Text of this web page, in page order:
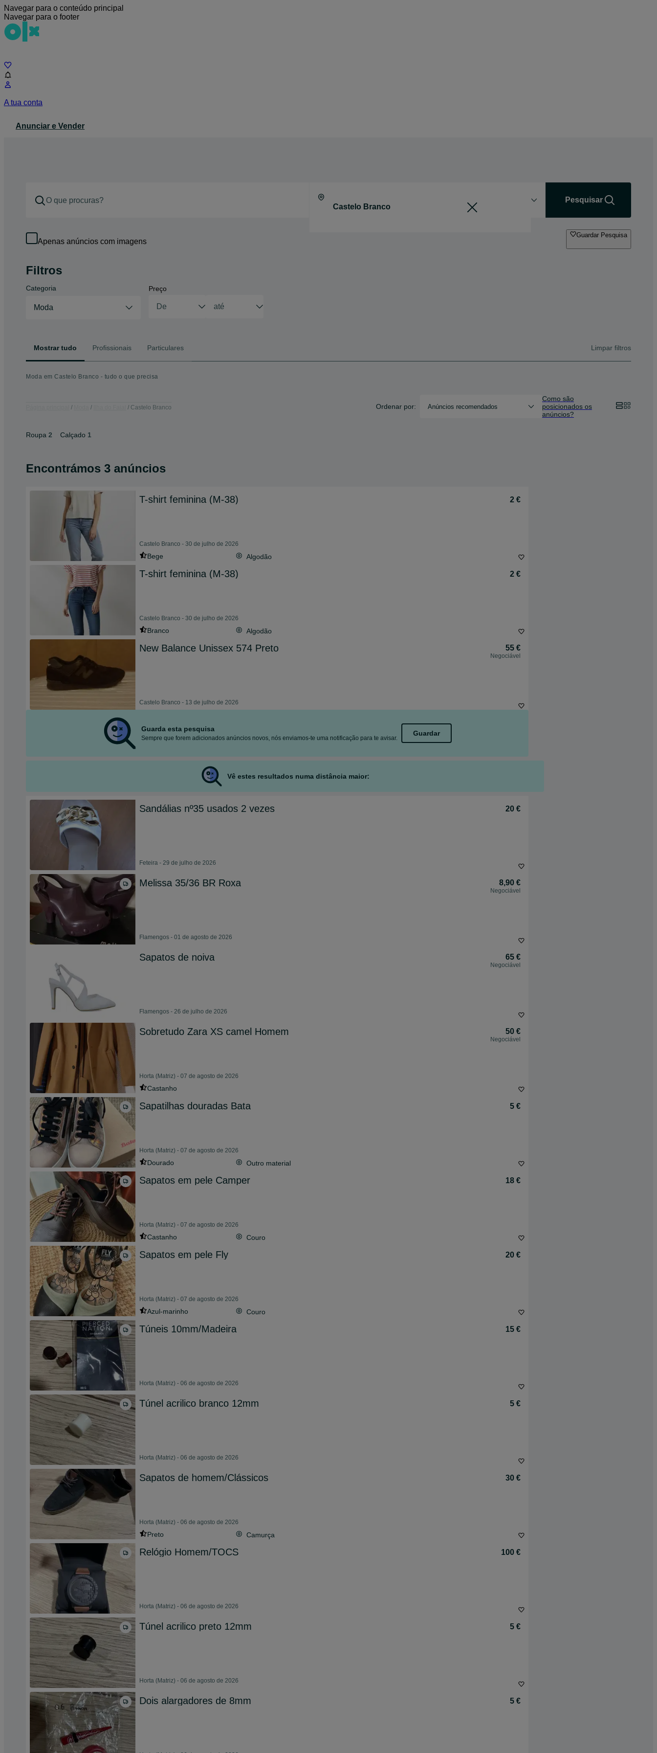
Navegar para o conteúdo principal
Navegar para o footer
A tua conta
Anunciar e Vender
Pesquisar
Apenas anúncios com imagens
Guardar Pesquisa
Filtros
Categoria
Moda
Preço
Mostrar tudo Profissionais Particulares Limpar filtros
Moda em Castelo Branco - tudo o que precisa
Castelo Branco Ordenar por: Anúncios recomendados
Como são
posicionados os
anúncios?
Roupa 2 Calçado 1
Encontrámos 3 anúncios
T-shirt feminina (M-38) 2 €
Castelo Branco - 30 de julho de 2026
Bege Algodão
T-shirt feminina (M-38) 2 €
Castelo Branco - 30 de julho de 2026
Branco Algodão
New Balance Unissex 574 Preto 55 €
Negociável
Castelo Branco - 13 de julho de 2026
Guarda esta pesquisa
Sempre que forem adicionados anúncios novos, nós enviamos-te uma notificação para te avisar.
Guardar
Vê estes resultados numa distância maior:
Sandálias nº35 usados 2 vezes 20 €
Feteira - 29 de julho de 2026
Melissa 35/36 BR Roxa 8,90 €
Negociável
Flamengos - 01 de agosto de 2026
Sapatos de noiva 65 €
Negociável
Flamengos - 26 de julho de 2026
Sobretudo Zara XS camel Homem 50 €
Negociável
Horta (Matriz) - 07 de agosto de 2026
Castanho
Sapatilhas douradas Bata 5 €
Horta (Matriz) - 07 de agosto de 2026
Dourado Outro material
Sapatos em pele Camper 18 €
Horta (Matriz) - 07 de agosto de 2026
Castanho Couro
Sapatos em pele Fly 20 €
Horta (Matriz) - 07 de agosto de 2026
Azul-marinho Couro
Túneis 10mm/Madeira 15 €
Horta (Matriz) - 06 de agosto de 2026
Túnel acrilico branco 12mm 5 €
Horta (Matriz) - 06 de agosto de 2026
Sapatos de homem/Clássicos 30 €
Horta (Matriz) - 06 de agosto de 2026
Preto Camurça
Relógio Homem/TOCS 100 €
Horta (Matriz) - 06 de agosto de 2026
Túnel acrilico preto 12mm 5 €
Horta (Matriz) - 06 de agosto de 2026
Dois alargadores de 8mm 5 €